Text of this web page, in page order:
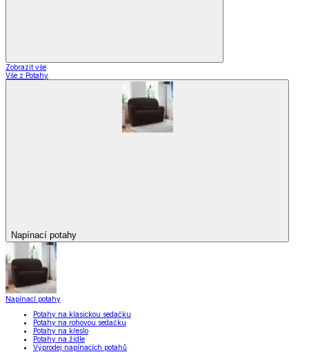
Zobrazit vše
Vše z Potahy
Napínací potahy
Napínací potahy
Potahy na klasickou sedačku
Potahy na rohovou sedačku
Potahy na křeslo
Potahy na židle
Výprodej napínacích potahů